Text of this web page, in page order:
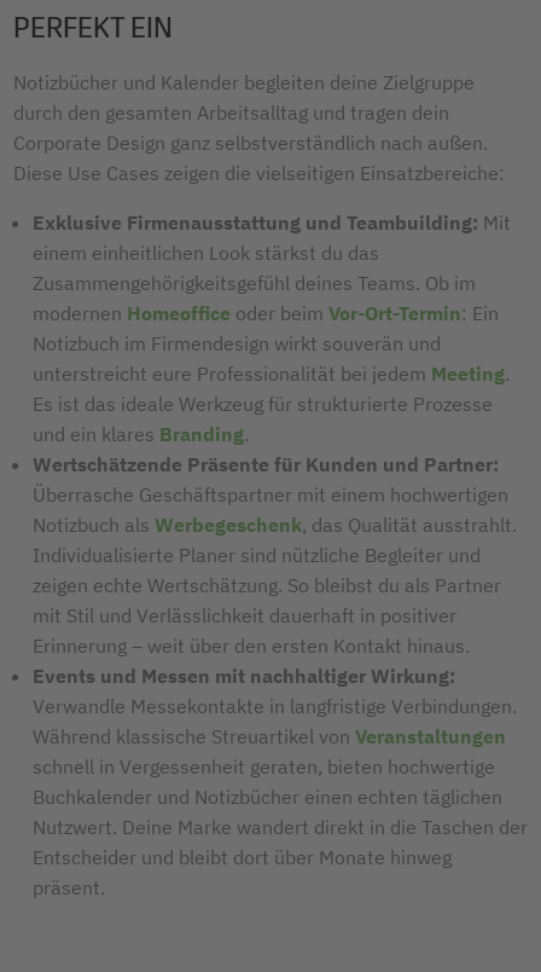
PERFEKT EIN
Notizbücher und Kalender begleiten deine Zielgruppe
durch den gesamten Arbeitsalltag und tragen dein
Corporate Design ganz selbstverständlich nach außen.
Diese Use Cases zeigen die vielseitigen Einsatzbereiche:
Exklusive Firmenausstattung und Teambuilding: Mit
einem einheitlichen Look stärkst du das
Zusammengehörigkeitsgefühl deines Teams. Ob im
modernen Homeoffice oder beim Vor-Ort-Termin: Ein
Notizbuch im Firmendesign wirkt souverän und
unterstreicht eure Professionalität bei jedem Meeting.
Es ist das ideale Werkzeug für strukturierte Prozesse
und ein klares Branding.
Wertschätzende Präsente für Kunden und Partner:
Überrasche Geschäftspartner mit einem hochwertigen
Notizbuch als Werbegeschenk, das Qualität ausstrahlt.
Individualisierte Planer sind nützliche Begleiter und
zeigen echte Wertschätzung. So bleibst du als Partner
mit Stil und Verlässlichkeit dauerhaft in positiver
Erinnerung – weit über den ersten Kontakt hinaus.
Events und Messen mit nachhaltiger Wirkung:
Verwandle Messekontakte in langfristige Verbindungen.
Während klassische Streuartikel von Veranstaltungen
schnell in Vergessenheit geraten, bieten hochwertige
Buchkalender und Notizbücher einen echten täglichen
Nutzwert. Deine Marke wandert direkt in die Taschen der
Entscheider und bleibt dort über Monate hinweg
präsent.